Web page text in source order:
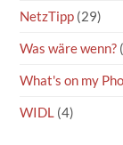
NetzTipp (29)
Was wäre wenn?
What's on my
WIDL (4)